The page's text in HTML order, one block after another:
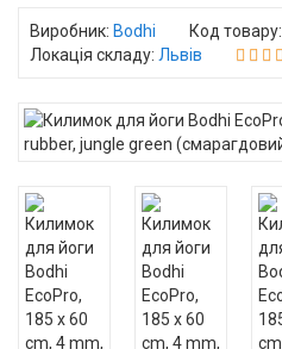
Виробник: Bodhi Код товару:
Локація складу: Львів